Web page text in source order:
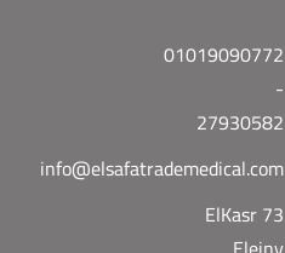
01019090772
-
27930582
info@elsafatrademedical.com
73 ElKasr